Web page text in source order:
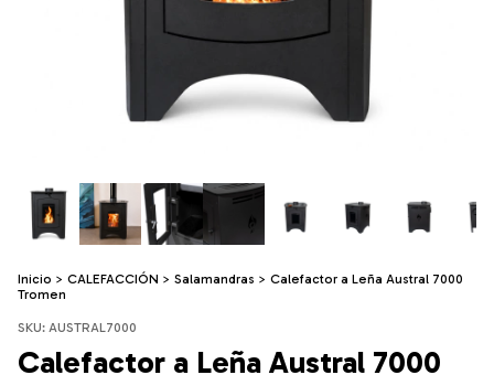
Inicio > CALEFACCIÓN > Salamandras > Calefactor a Leña Austral 7000
Tromen
SKU: AUSTRAL7000
Calefactor a Leña Austral 7000